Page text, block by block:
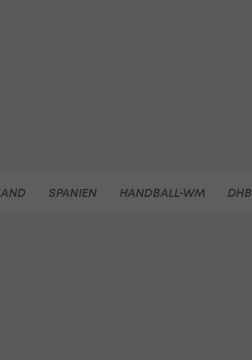
SPANIEN HANDBALL-WM DHB